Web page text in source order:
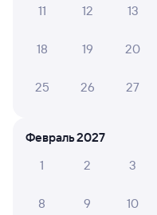
А ещё здесь
Обратные билеты
Отели
11 12 13
18 19 20
25 26 27
Февраль 2027
1
2 3
8 9 10